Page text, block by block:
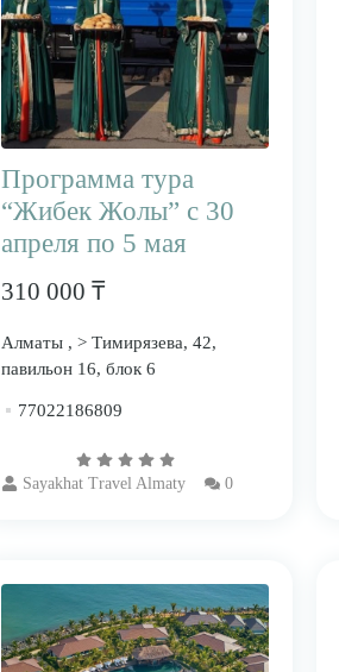
Программа тура
“Жибек Жолы” с 30
апреля по 5 мая
310 000 ₸
Алматы , > Тимирязева, 42,
павильон 16, блок 6
77022186809
Sayakhat Travel Almaty 0